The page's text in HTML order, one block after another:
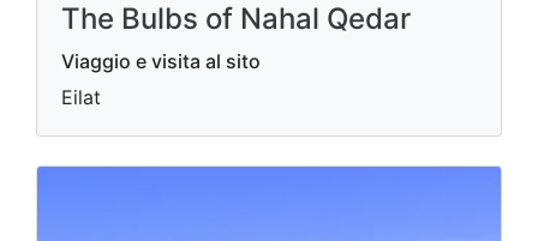
The Bulbs of Nahal Qedar
Viaggio e visita al sito
Eilat